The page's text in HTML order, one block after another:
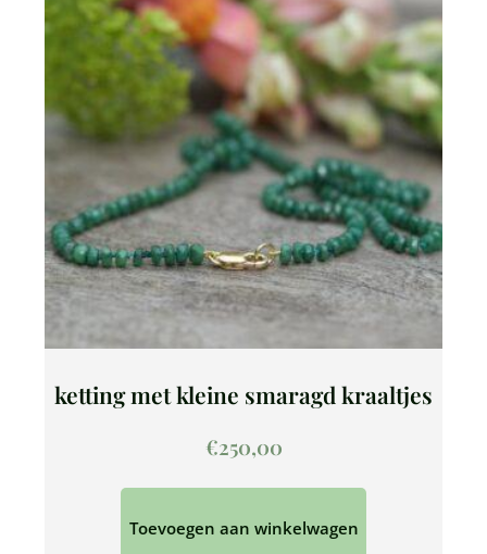
ketting met kleine smaragd kraaltjes
€250,00
Toevoegen aan winkelwagen